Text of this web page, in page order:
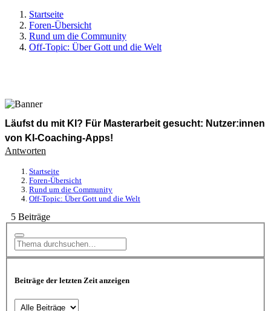
Startseite
Foren-Übersicht
Rund um die Community
Off-Topic: Über Gott und die Welt
Läufst du mit KI? Für Masterarbeit gesucht: Nutzer:innen
von KI-Coaching-Apps!
Antworten
Startseite
Foren-Übersicht
Rund um die Community
Off-Topic: Über Gott und die Welt
5 Beiträge
Beiträge der letzten Zeit anzeigen